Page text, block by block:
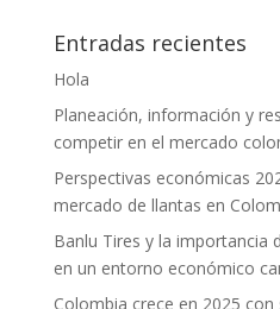
Entradas recientes
Hola
Planeación, información y
competir en el mercado
Perspectivas económicas
mercado de llantas en
Banlu Tires y la importancia
en un entorno económico
Colombia crece en 2025